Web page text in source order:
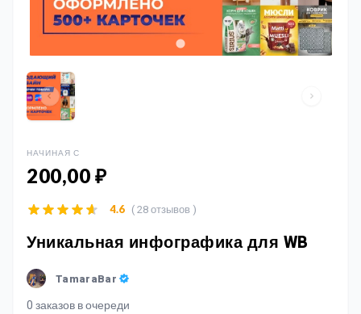
НАЧИНАЯ С
200,00 ₽
Уникальная инфографика для WB
TamaraBar
0 заказов в очереди
4.6 ( 28 отзывов )